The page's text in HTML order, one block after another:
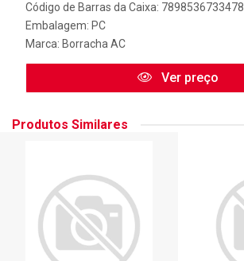
Código de Barras da Caixa: 7898536733478
Embalagem: PC
Marca: Borracha AC
Ver preço
Produtos Similares